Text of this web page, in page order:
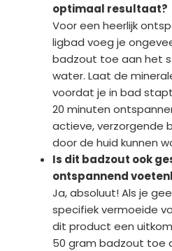
optimaal resultaat?
Voor een heerlijk
ligbad voeg je
badzout toe aan het
water. Laat de
voordat je in bad
20 minuten
actieve, verzorgende
door de huid kunnen
Is dit badzout ook
ontspannend
Ja, absoluut! Als je
specifiek vermoeide
dit product een
50 gram badzout toe